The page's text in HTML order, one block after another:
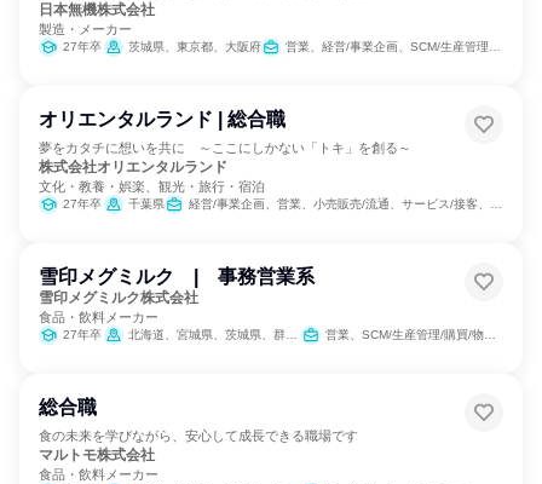
日本無機株式会社
製造・メーカー
27年卒 茨城県、東京都、大阪府 営業、経営/事業企画、SCM/生産管理/購買/物流、人事、総務
オリエンタルランド | 総合職
夢をカタチに想いを共に ～ここにしかない「トキ」を創る～
株式会社オリエンタルランド
文化・教養・娯楽、観光・旅行・宿泊
27年卒 千葉県 経営/事業企画、営業、小売販売/流通、サービス/接客、SCM/生産管理/購買/物流、経理/税務/財務、人事、法務/知財、IT、組織運営管理・公務員・事務系職種、商品企画、マーケティング・広告・宣伝
雪印メグミルク | 事務営業系
雪印メグミルク株式会社
食品・飲料メーカー
27年卒 北海道、宮城県、茨城県、群馬県、埼玉県、千葉県、東京都、神奈川県、石川県、静岡県、愛知県、京都府、大阪府、岡山県、広島県、福岡県、沖縄県 営業、SCM/生産管理/購買/物流、総務、IT
総合職
食の未来を学びながら、安心して成長できる職場です
マルトモ株式会社
食品・飲料メーカー